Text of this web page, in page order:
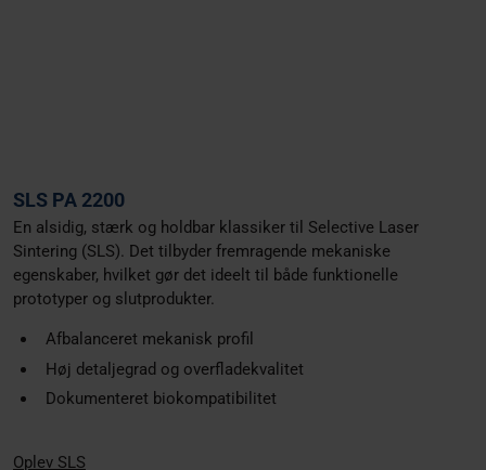
SLS PA 2200
En alsidig, stærk og holdbar klassiker til Selective Laser
Sintering (SLS). Det tilbyder fremragende mekaniske
egenskaber, hvilket gør det ideelt til både funktionelle
prototyper og slutprodukter.
Afbalanceret mekanisk profil
Høj detaljegrad og overfladekvalitet
Dokumenteret biokompatibilitet
Oplev SLS